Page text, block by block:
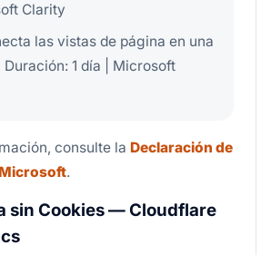
Clarity
las vistas de página en una
Duración: 1 día | Microsoft
consulte la Declaración de
.
sin Cookies — Cloudflare